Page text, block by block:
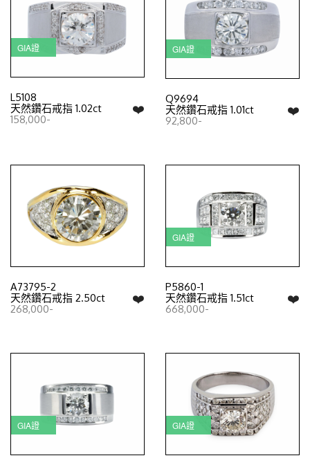
GIA證
L5108
❤️
天然鑽石戒指 1.02ct
158,000-
GIA證
Q9694
❤️
天然鑽石戒指 1.01ct
92,800-
A73795-2
❤️
天然鑽石戒指 2.50ct
268,000-
GIA證
P5860-1
❤️
天然鑽石戒指 1.51ct
668,000-
GIA證 GIA證